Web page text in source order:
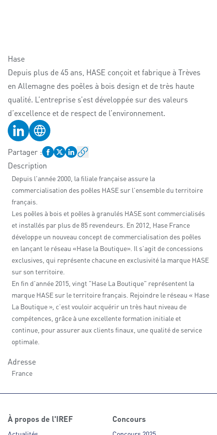
Hase
Depuis plus de 45 ans, HASE conçoit et fabrique à Trèves
en Allemagne des poêles à bois design et de très haute
qualité. L’entreprise s’est développée sur des valeurs
d’excellence et de respect de l’environnement.
Profil LinkedIn
Site web
Partager :
Description
Depuis l'année 2000, la filiale française assure la
commercialisation des poêles HASE sur l'ensemble du territoire
français.
Les poêles à bois et poêles à granulés HASE sont commercialisés
et installés par plus de 85 revendeurs. En 2012, Hase France
développe un nouveau concept de commercialisation des poêles
en lançant le réseau «Hase la Boutique». Il s'agit de concessions
exclusives, qui représente chacune en exclusivité la marque HASE
sur son territoire.
En fin d'année 2015, vingt "Hase La Boutique"​ représentent la
marque HASE sur le territoire français. Rejoindre le réseau « Hase
La Boutique », c’est vouloir acquérir un très haut niveau de
compétences, grâce à une excellente formation initiale et
continue, pour assurer aux clients finaux, une qualité de service
optimale.
Adresse
France
À propos de l'IREF Concours